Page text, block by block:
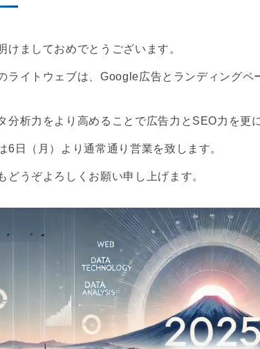
けましておめでとうございます。
ライトウェブは、Google広告とランディング
分析力をより高めることで広告力とSEO力を更
6日（月）より通常通り営業を致します。
どうぞよろしくお願い申し上げます。